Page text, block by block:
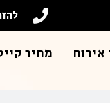
מחיר